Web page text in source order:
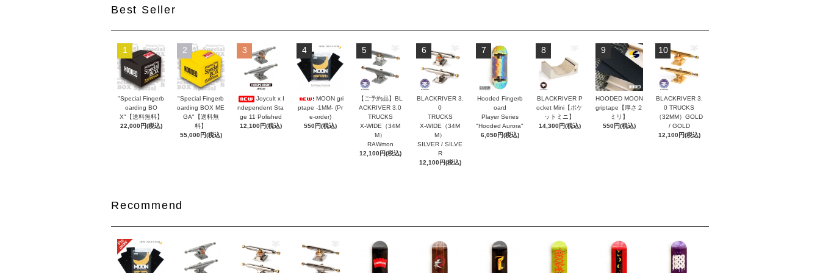
Best Seller
1
"Special Fingerb
oarding BO
X"【送料無料】
22,000円(税込)
2
"Special Fingerb
oarding BOX ME
GA"【送料無
料】
55,000円(税込)
3
Joycult x I
ndependent Sta
ge 11 Polished
12,100円(税込)
4
MOON gri
ptape -1MM- (Pr
e-order)
550円(税込)
5
【ご予約品】BL
ACKRIVER 3.0
TRUCKS
X-WIDE（34M
M）
RAWmon
12,100円(税込)
6
BLACKRIVER 3.
0
TRUCKS
X-WIDE（34M
M）
SILVER / SILVE
R
12,100円(税込)
7
Hooded Fingerb
oard
Player Series
"Hooded Aurora"
6,050円(税込)
8
BLACKRIVER P
ocket Mini【ポケ
ットミニ】
14,300円(税込)
9
HOODED MOON
griptape【厚さ２
ミリ】
550円(税込)
10
BLACKRIVER 3.
0 TRUCKS
（32MM）GOLD
/ GOLD
12,100円(税込)
Recommend